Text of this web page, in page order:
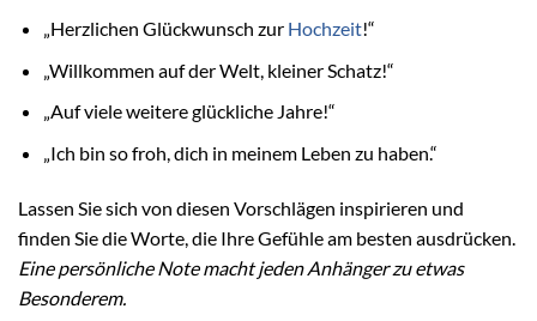
„Herzlichen Glückwunsch zur Hochzeit!“
„Willkommen auf der Welt, kleiner Schatz!“
„Auf viele weitere glückliche Jahre!“
„Ich bin so froh, dich in meinem Leben zu haben.“
Lassen Sie sich von diesen Vorschlägen inspirieren und
finden Sie die Worte, die Ihre Gefühle am besten ausdrücken.
Eine persönliche Note macht jeden Anhänger zu etwas
Besonderem.